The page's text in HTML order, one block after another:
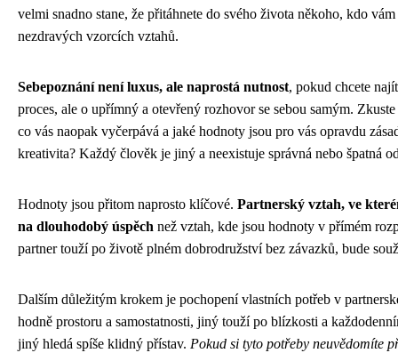
velmi snadno stane, že přitáhnete do svého života někoho, kdo
nezdravých vzorcích vztahů.
Sebepoznání není luxus, ale naprostá nutnost, pokud chcete
proces, ale o upřímný a otevřený rozhovor se sebou samým.
co vás naopak vyčerpává a jaké hodnoty jsou pro vás opravdu
kreativita? Každý člověk je jiný a neexistuje správná nebo špatná
Hodnoty jsou přitom naprosto klíčové. Partnerský vztah, ve
na dlouhodobý úspěch než vztah, kde jsou hodnoty v přímém
partner touží po životě plném dobrodružství bez závazků, bude
Dalším důležitým krokem je pochopení vlastních potřeb v
hodně prostoru a samostatnosti, jiný touží po blízkosti a
jiný hledá spíše klidný přístav. Pokud si tyto potřeby neuvědomíte